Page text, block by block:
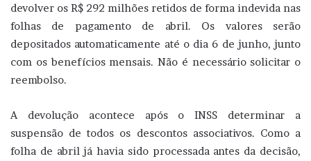
devolver os R$ 292 milhões retidos de forma indevida nas
folhas de pagamento de abril. Os valores serão
depositados automaticamente até o dia 6 de junho, junto
com os benefícios mensais. Não é necessário solicitar o
reembolso.
A devolução acontece após o INSS determinar a
suspensão de todos os descontos associativos. Como a
folha de abril já havia sido processada antes da decisão,